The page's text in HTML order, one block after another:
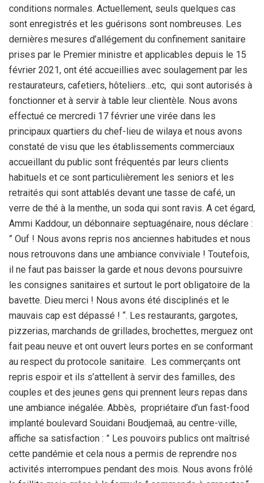
conditions normales. Actuellement, seuls quelques cas
sont enregistrés et les guérisons sont nombreuses. Les
dernières mesures d’allégement du confinement sanitaire
prises par le Premier ministre et applicables depuis le 15
février 2021, ont été accueillies avec soulagement par les
restaurateurs, cafetiers, hôteliers…etc, qui sont autorisés à
fonctionner et à servir à table leur clientèle. Nous avons
effectué ce mercredi 17 février une virée dans les
principaux quartiers du chef-lieu de wilaya et nous avons
constaté de visu que les établissements commerciaux
accueillant du public sont fréquentés par leurs clients
habituels et ce sont particulièrement les seniors et les
retraités qui sont attablés devant une tasse de café, un
verre de thé à la menthe, un soda qui sont ravis. A cet égard,
Ammi Kaddour, un débonnaire septuagénaire, nous déclare :
” Ouf ! Nous avons repris nos anciennes habitudes et nous
nous retrouvons dans une ambiance conviviale ! Toutefois,
il ne faut pas baisser la garde et nous devons poursuivre
les consignes sanitaires et surtout le port obligatoire de la
bavette. Dieu merci ! Nous avons été disciplinés et le
mauvais cap est dépassé ! “. Les restaurants, gargotes,
pizzerias, marchands de grillades, brochettes, merguez ont
fait peau neuve et ont ouvert leurs portes en se conformant
au respect du protocole sanitaire. Les commerçants ont
repris espoir et ils s’attellent à servir des familles, des
couples et des jeunes gens qui prennent leurs repas dans
une ambiance inégalée. Abbès, propriétaire d’un fast-food
implanté boulevard Souidani Boudjemaâ, au centre-ville,
affiche sa satisfaction : ” Les pouvoirs publics ont maîtrisé
cette pandémie et cela nous a permis de reprendre nos
activités interrompues pendant des mois. Nous avons frôlé